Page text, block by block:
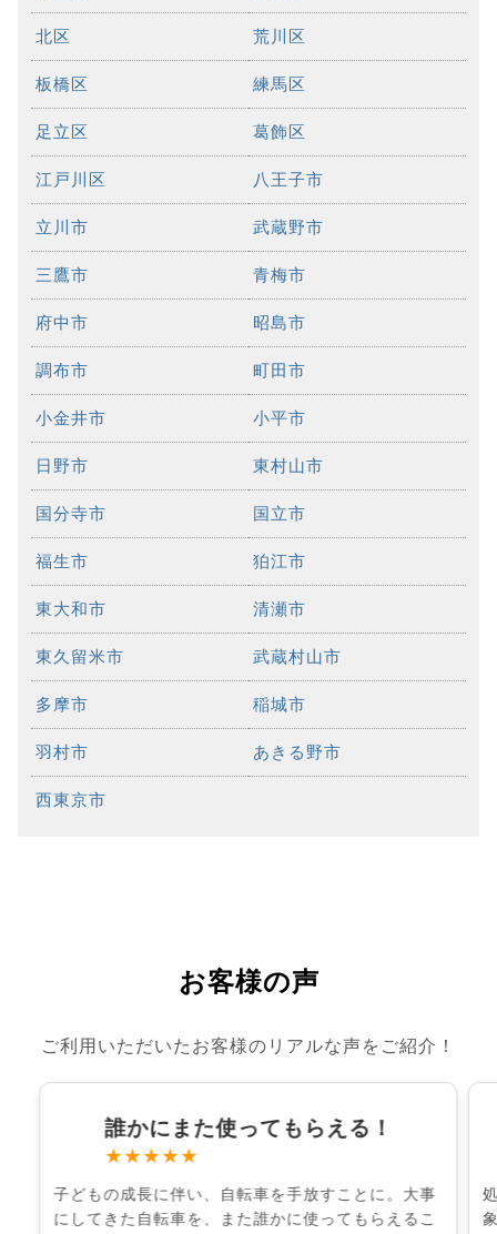
北区 荒川区
板橋区 練馬区
足立区 葛飾区
江戸川区 八王子市
立川市 武蔵野市
三鷹市 青梅市
府中市 昭島市
調布市 町田市
小金井市 小平市
日野市 東村山市
国分寺市 国立市
福生市 狛江市
東大和市 清瀬市
東久留米市 武蔵村山市
多摩市 稲城市
羽村市 あきる野市
西東京市
お客様の声
ご利用いただいたお客様のリアルな声をご紹介！
誰かにまた使ってもらえる！
★★★★★
子どもの成長に伴い、自転車を手放すことに。大事
にしてきた自転車を、また誰かに使ってもらえるこ